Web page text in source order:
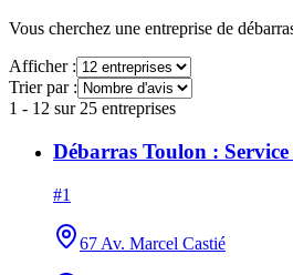
Vous cherchez une entreprise de
Afficher :
Trier par :
1 - 12 sur 25 entreprises
Débarras Toulon :
#1
67 Av. Marcel Castié